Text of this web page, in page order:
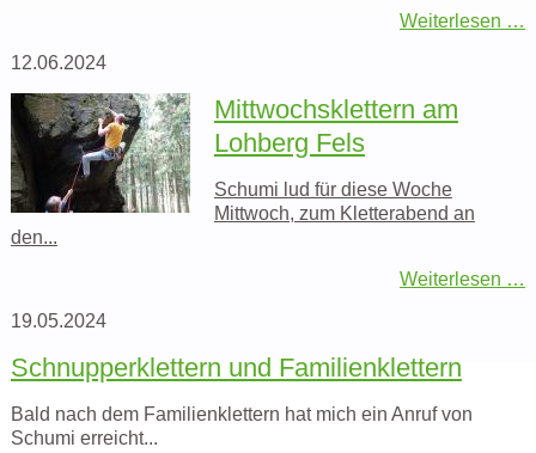
Weiterlesen …
12.06.2024
Mittwochsklettern am
Lohberg Fels
Schumi lud für diese Woche
Mittwoch, zum Kletterabend an
den...
Weiterlesen …
19.05.2024
Schnupperklettern und Familienklettern
Bald nach dem Familienklettern hat mich ein Anruf von
Schumi erreicht...